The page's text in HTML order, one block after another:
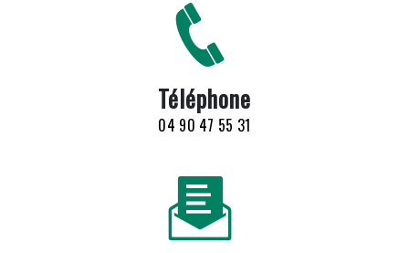
Téléphone
04 90 47 55 31